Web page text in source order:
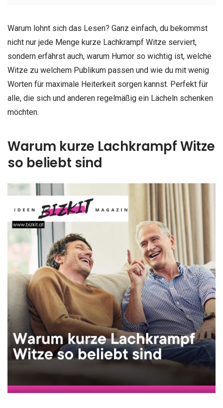
Warum lohnt sich das Lesen? Ganz einfach, du bekommst
nicht nur jede Menge kurze Lachkrampf Witze serviert,
sondern erfährst auch, warum Humor so wichtig ist, welche
Witze zu welchem Publikum passen und wie du mit wenig
Worten für maximale Heiterkeit sorgen kannst. Perfekt für
alle, die sich und anderen regelmäßig ein Lächeln schenken
möchten.
Warum kurze Lachkrampf Witze
so beliebt sind